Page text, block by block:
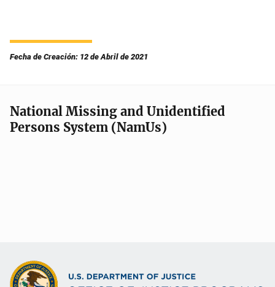
Fecha de Creación: 12 de Abril de 2021
National Missing and Unidentified
Persons System (NamUs)